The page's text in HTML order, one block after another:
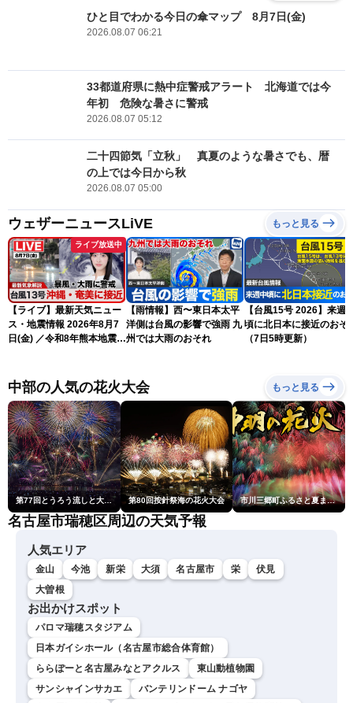
ひと目でわかる今日の傘マップ 8月7日(金)
2026.08.07 06:21
33都道府県に熱中症警戒アラート 北海道では今
年初 危険な暑さに警戒
2026.08.07 05:12
二十四節気「立秋」 真夏のような暑さでも、暦
の上では今日から秋
2026.08.07 05:00
ウェザーニュースLiVE もっと見る
ライブ放送中
【ライブ】最新天気ニュー
ス・地震情報 2026年8月7
日(金) ／令和8年熊本地震情
央・江川清音／有賀哲夫〉
【雨情報】西〜東日本太平
洋側は台風の影響で強雨 九
州では大雨のおそれ
【台風15号 2026】来週
頃に北日本に接近のおそ
（7日5時更新）
中部の人気の花火大会 もっと見る
第77回とうろう流しと大花火大会 第80回按針祭海の花火大会 市川三郷町ふるさと夏まつり第38回神明の花火大会
名古屋市瑞穂区周辺の天気予報
人気エリア
金山 今池 新栄 大須 名古屋市 栄
伏見
大曽根
お出かけスポット
パロマ瑞穂スタジアム
日本ガイシホール（名古屋市総合体育館）
ららぽーと名古屋みなとアクルス
東山動植物園
サンシャインサカエ
バンテリンドーム ナゴヤ